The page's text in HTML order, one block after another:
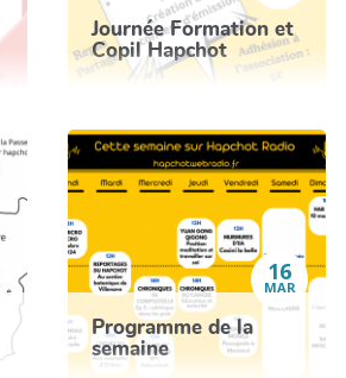
Journée Formation et
Copil Hapchot
16
MAR
Programme de la
semaine